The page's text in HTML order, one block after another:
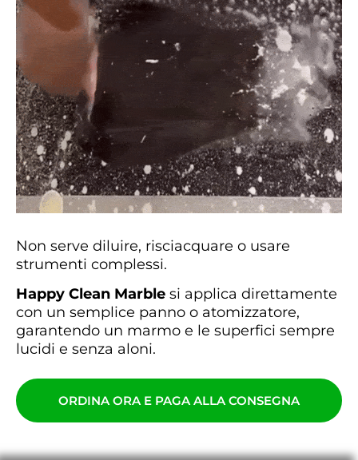
Non serve diluire, risciacquare o usare
strumenti complessi.
Happy Clean Marble si applica direttamente
con un semplice panno o atomizzatore,
garantendo un marmo e le superfici sempre
lucidi e senza aloni.
ORDINA ORA E PAGA ALLA CONSEGNA